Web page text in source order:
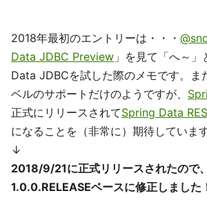
2018年最初のエントリーは・・・
Data JDBC Preview 」を見て「へ～
Data JDBCを試した際のメモです。ま
ベルのサポートだけのようですが、
正式にリリースされてSpring Data
になることを（非常に）期待していま
↓
2018/9/21に正式リリースされたので
1.0.0.RELEASEベースに修正しました